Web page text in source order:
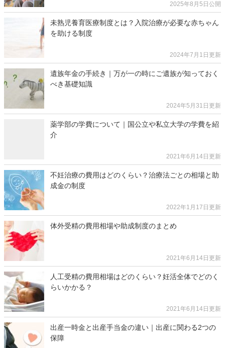
2025年8月5日公開
未熟児養育医療制度とは？入院治療が必要な赤ちゃん
を助ける制度
2024年7月1日更新
遺族年金の手続き｜万が一の時にご遺族が知っておく
べき基礎知識
2024年5月31日更新
薬学部の学費について｜国公立や私立大学の学費を紹
介
2021年6月14日更新
不妊治療の費用はどのくらい？治療法ごとの相場と助
成金の制度
2022年1月17日更新
体外受精の費用相場や助成制度のまとめ
2021年6月14日更新
人工受精の費用相場はどのくらい？妊活全体でどのく
らいかかる？
2021年6月14日更新
出産一時金と出産手当金の違い｜出産に関わる2つの
保障